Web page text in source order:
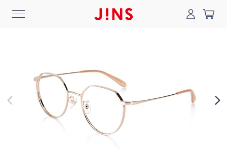
登入/註冊 門市一覽 我的最愛
最新消息
0